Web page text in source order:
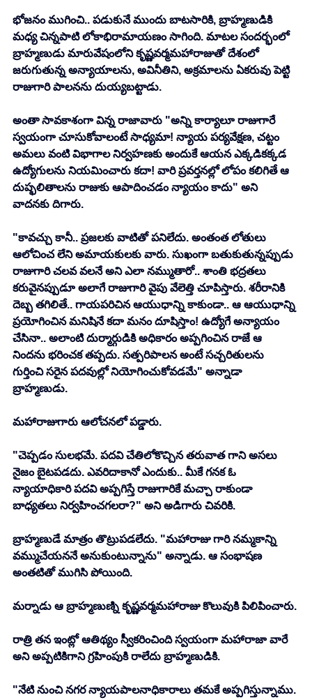
భోజనం ముగించి.. పడుకునే ముందు బాటసారికి, బ్రాహ్మణుడికి
మధ్య చిన్నపాటి లోకాభిరామాయణం సాగింది. మాటల సందర్భంలో
బ్రాహ్మణుడు మారువేషంలోని కృష్ణవర్మమహారాజుతో దేశంలో
జరుగుతున్న అన్యాయాలను, అవినీతిని, అక్రమాలను ఏకరువు పెట్టి
రాజుగారి పాలనను దుయ్యబట్టాడు.
అంతా సావకాశంగా విన్న రాజావారు "అన్ని కార్యాలూ రాజుగారే
స్వయంగా చూసుకోవాలంటే సాధ్యమా! న్యాయ పర్యవేక్షణ, చట్టం
అమలు వంటి విభాగాల నిర్వహణకు అందుకే ఆయన ఎక్కడికక్కడ
ఉద్యోగులను నియమించారు కదా! వారి ప్రవర్తనల్లో లోపం కలిగితే ఆ
దుష్ఫలితాలను రాజుకు ఆపాదించడం న్యాయం కాదు" అని
వాదనకు దిగారు.
"కావచ్చు కానీ.. ప్రజలకు వాటితో పనిలేదు. అంతంత లోతులు
ఆలోచించ లేని అమాయకులకు వారు. సుఖంగా బతుకుతున్నప్పుడు
రాజుగారి చలవ వలనే అని ఎలా నమ్ముతారో.. శాంతి భద్రతలు
కరువైనప్పుడూ అలాగే రాజుగారి వైపు వేలెత్తి చూపిస్తారు. శరీరానికి
దెబ్బ తగిలితే.. గాయపరిచిన ఆయుధాన్ని కాకుండా.. ఆ ఆయుధాన్ని
ప్రయోగించిన మనిషినే కదా మనం దూషిస్తాం! ఉద్యోగే అన్యాయం
చేసినా.. అలాంటి దుర్మార్గుడికి అధికారం అప్పగించిన రాజే ఆ
నిందను భరించక తప్పదు. సత్పరిపాలన అంటే సచ్చరితులను
గుర్తించి సరైన పదవుల్లో నియోగించుకోవడమే" అన్నాడా
బ్రాహ్మణుడు.
మహారాజుగారు ఆలోచనలో పడ్డారు.
"చెప్పడం సులభమే. పదవి చేతిలోకొచ్చిన తరువాత గాని అసలు
నైజం బైటపడదు. ఎవరిదాకానో ఎందుకు.. మీకే గనక ఓ
న్యాయాధికారి పదవి అప్పగిస్తే రాజుగారికే మచ్చా రాకుండా
బాధ్యతలు నిర్వహించగలరా?" అని అడిగారు చివరికి.
బ్రాహ్మణుడే మాత్రం తొట్రుపడలేదు. "మహారాజు గారి నమ్మకాన్ని
వమ్ముచేయననే అనుకుంటున్నాను" అన్నాడు. ఆ సంభాషణ
అంతటితో ముగిసి పోయింది.
మర్నాడు ఆ బ్రాహ్మణుణ్ని కృష్ణవర్మమహారాజు కొలువుకి పిలిపించారు.
రాత్రి తన ఇంట్లో ఆతిథ్యం స్వీకరించింది స్వయంగా మహారాజా వారే
అని అప్పటికిగాని గ్రహింపుకి రాలేదు బ్రాహ్మణుడికి.
"నేటి నుంచి నగర న్యాయపాలనాధికారాలు తమకే అప్పగిస్తున్నాము.